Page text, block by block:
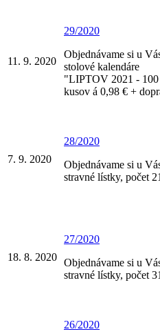
11. 9. 2020
29/2020
Objednávame si u
stolové kalendáre
"LIPTOV 2021 - 100
kusov á 0,98 € +
7. 9. 2020
28/2020
Objednávame si u
stravné lístky, počet
18. 8. 2020
27/2020
Objednávame si u
stravné lístky, počet
26/2020